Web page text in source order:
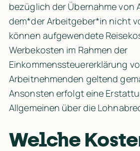
bezüglich der Übernahme von
dem*der Arbeitgeber*in nicht
können aufgewendete
Werbekosten im Rahmen der
Einkommenssteuererklärung
Arbeitnehmenden geltend
Ansonsten erfolgt eine
Allgemeinen über die
Welche